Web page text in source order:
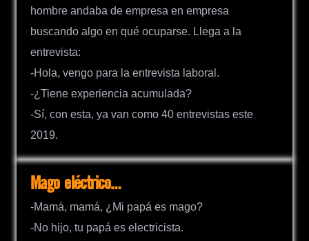
hombre andaba de empresa en empresa
buscando algo en qué ocuparse. Llega a la
entrevista:
-Hola, vengo para la entrevista laboral.
-¿Tiene experiencia acumulada?
-Sí, con esta, ya van como 40 entrevistas este
2019.
Mago eléctrico…
-Mamá, mamá, ¿Mi papá es mago?
-No hijo, tu papá es electricista.